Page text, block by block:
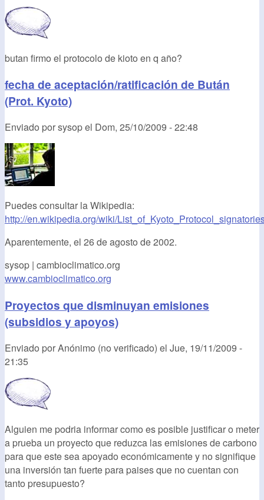
butan firmo el protocolo de kioto en q año?
fecha de aceptación/ratificación de Bután
(Prot. Kyoto)
Enviado porsysopel Dom, 25/10/2009 - 22:48
Puedes consultar la Wikipedia:
http://en.wikipedia.org/wiki/
Aparentemente, el 26 de agosto de 2002.
sysop | cambioclimatico.org
www.cambioclimatico.org
Proyectos que disminuyan emisiones
(subsidios y apoyos)
Enviado porAnónimo (no verificado) el Jue, 19/11/2009 -
21:35
Alguien me podria informar como es posible justificar o meter
a prueba un proyecto que reduzca las emisiones de carbono
para que este sea apoyado económicamente y no signifique
una inversión tan fuerte para paises que no cuentan con
tanto presupuesto?